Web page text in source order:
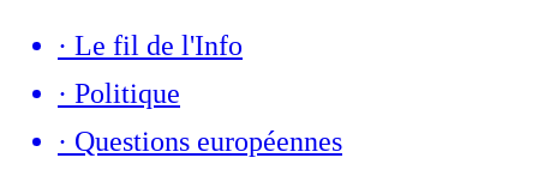
· Le fil de l'Info
· Politique
· Questions européennes